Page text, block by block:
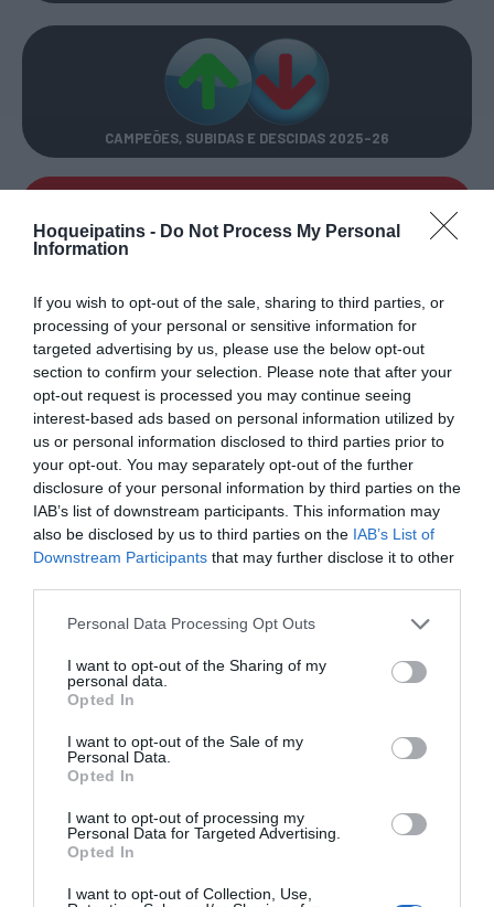
Hoqueipatins - Do Not Process My Personal
Information
If you wish to opt-out of the sale, sharing to third parties, or
processing of your personal or sensitive information for
targeted advertising by us, please use the below opt-out
section to confirm your selection. Please note that after your
opt-out request is processed you may continue seeing
interest-based ads based on personal information utilized by
us or personal information disclosed to third parties prior to
your opt-out. You may separately opt-out of the further
disclosure of your personal information by third parties on the
IAB’s list of downstream participants. This information may
also be disclosed by us to third parties on the IAB’s List of
Downstream Participants that may further disclose it to other
Personal Data Processing Opt Outs
I want to opt-out of the Sharing of my
personal data.
Opted In
I want to opt-out of the Sale of my
Personal Data.
Opted In
I want to opt-out of processing my
Personal Data for Targeted Advertising.
Opted In
I want to opt-out of Collection, Use,
CAMPEÕES, SUBIDAS E DESCIDAS 2025-26
RESULTADOS
DO DIA
NOMEAÇÕES
DE ÁRBITROS
COMPETIÇÕESNACIONAIS
CAMP.
2ª
3ª
TAÇAS
COMPETIÇÕES INTERNACIONAIS